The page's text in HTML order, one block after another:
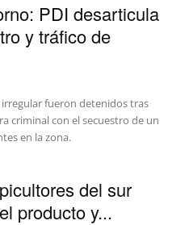
PDI desarticula
y tráfico de
fueron detenidos tras
criminal con el secuestro de un
en la zona.
del sur
producto y...